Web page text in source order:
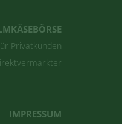
Privatkunden
IMPRESSUM